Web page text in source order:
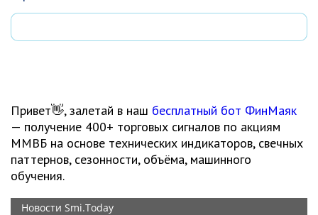
Привет👋, залетай в наш бесплатный бот ФинМаяк
— получение 400+ торговых сигналов по акциям
ММВБ на основе технических индикаторов, свечных
паттернов, сезонности, объёма, машинного
обучения.